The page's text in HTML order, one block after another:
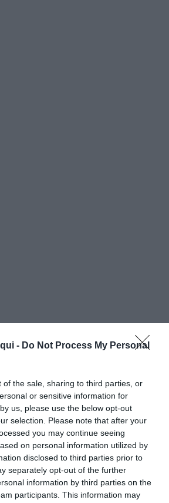
- Do Not Process My Personal
of the sale, sharing to third parties, or
or sensitive information for
us, please use the below opt-out
selection. Please note that after your
you may continue seeing
on personal information utilized by
disclosed to third parties prior to
separately opt-out of the further
information by third parties on the
participants. This information may
que sigue siendo “una
de lucro” y recuerda que
afirmación que llega en
artificialgenerativa y en un
buena parte del contenido que
a estar automatizado.
a la era de la inteligencia